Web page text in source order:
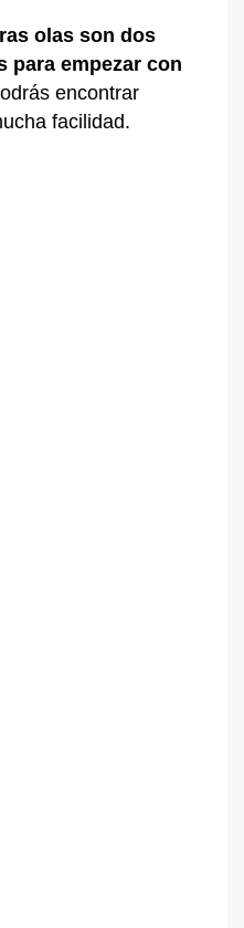
olas son dos
para empezar con
encontrar
facilidad.